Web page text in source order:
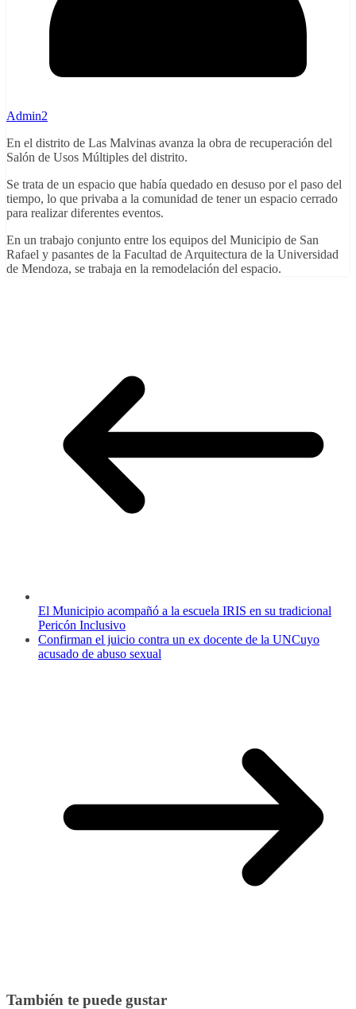
Admin2
En el distrito de Las Malvinas avanza la obra de recuperación del
Salón de Usos Múltiples del distrito.
Se trata de un espacio que había quedado en desuso por el paso del
tiempo, lo que privaba a la comunidad de tener un espacio cerrado
para realizar diferentes eventos.
En un trabajo conjunto entre los equipos del Municipio de San
Rafael y pasantes de la Facultad de Arquitectura de la Universidad
de Mendoza, se trabaja en la remodelación del espacio.
El Municipio acompañó a la escuela IRIS en su tradicional
Pericón Inclusivo
Confirman el juicio contra un ex docente de la UNCuyo
acusado de abuso sexual
También te puede gustar